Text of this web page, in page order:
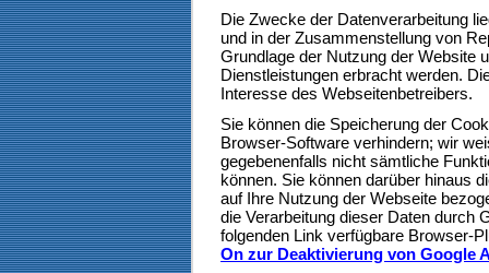
Die Zwecke der Datenverarbeitung
und in der Zusammenstellung von
Grundlage der Nutzung der Website
Dienstleistungen erbracht werden.
Interesse des Webseitenbetreibers.
Sie können die Speicherung der
Browser-Software verhindern; wir
gegebenenfalls nicht sämtliche
können. Sie können darüber hinaus
auf Ihre Nutzung der Webseite
die Verarbeitung dieser Daten durch
folgenden Link verfügbare Browser-
On zur Deaktivierung von Google